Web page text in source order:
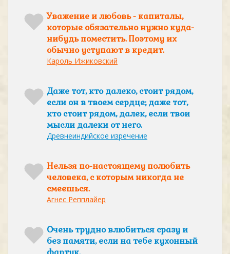
Уважение и любовь - капиталы,
которые обязательно нужно куда-
нибудь поместить. Поэтому их
обычно уступают в кредит.
Кароль Ижиковский
Даже тот, кто далеко, стоит рядом,
если он в твоем сердце; даже тот,
кто стоит рядом, далек, если твои
мысли далеки от него.
Древнеиндийское изречение
Нельзя по-настоящему полюбить
человека, с которым никогда не
смеешься.
Агнес Репплайер
Очень трудно влюбиться сразу и
без памяти, если на тебе кухонный